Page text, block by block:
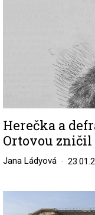
Herečka a
Ortovou
Jana Ládyová